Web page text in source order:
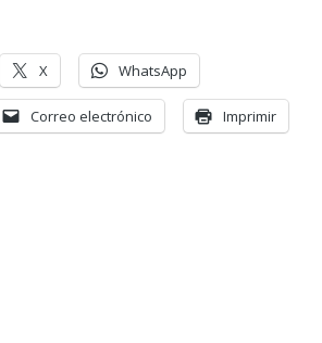
X WhatsApp
Correo electrónico Imprimir